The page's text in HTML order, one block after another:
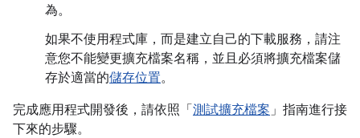
為。
如果不使用程式庫，而是建立自己的下載服務，請注
意您不能變更擴充檔案名稱，並且必須將擴充檔案儲
存於適當的儲存位置。
完成應用程式開發後，請依照「 測試擴充檔案」指南進行接
下來的步驟。